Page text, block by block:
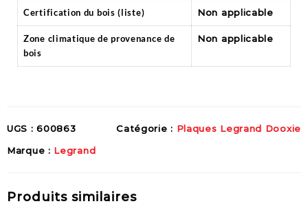
Certification du bois (liste) Non applicable
Zone climatique de provenance de
bois
Non applicable
UGS :600863 Catégorie : Plaques Legrand Dooxie
Marque : Legrand
Produits similaires